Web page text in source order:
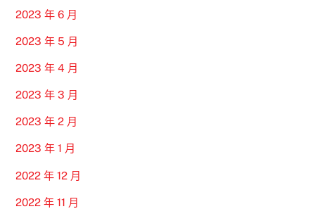
2023 年 6 月
2023 年 5 月
2023 年 4 月
2023 年 3 月
2023 年 2 月
2023 年 1 月
2022 年 12 月
2022 年 11 月